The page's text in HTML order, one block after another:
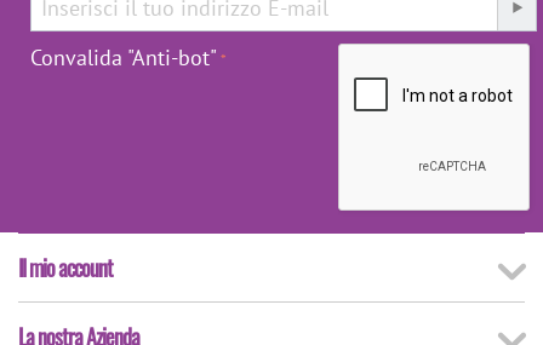
Convalida "Anti-bot"
Il mio account
La nostra Azienda